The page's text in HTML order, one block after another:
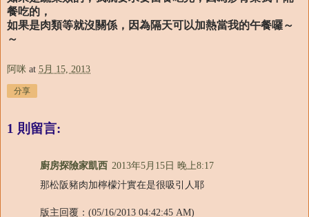
餐吃的，
如果是肉類等就沒關係，因為隔天可以加熱當我的午餐囉～
～
阿咪 at 5月 15, 2013
分享
1 則留言:
廚房探險家凱西 2013年5月15日 晚上8:17
那松阪豬肉加檸檬汁實在是很吸引人耶
版主回覆：(05/16/2013 04:42:45 AM)